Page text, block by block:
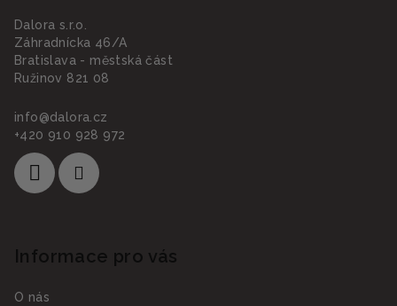
Dalora s.r.o.
Záhradnícka 46/A
Bratislava - městská část
Ružinov 821 08
info@dalora.cz
+420 910 928 972
Informace pro vás
O nás